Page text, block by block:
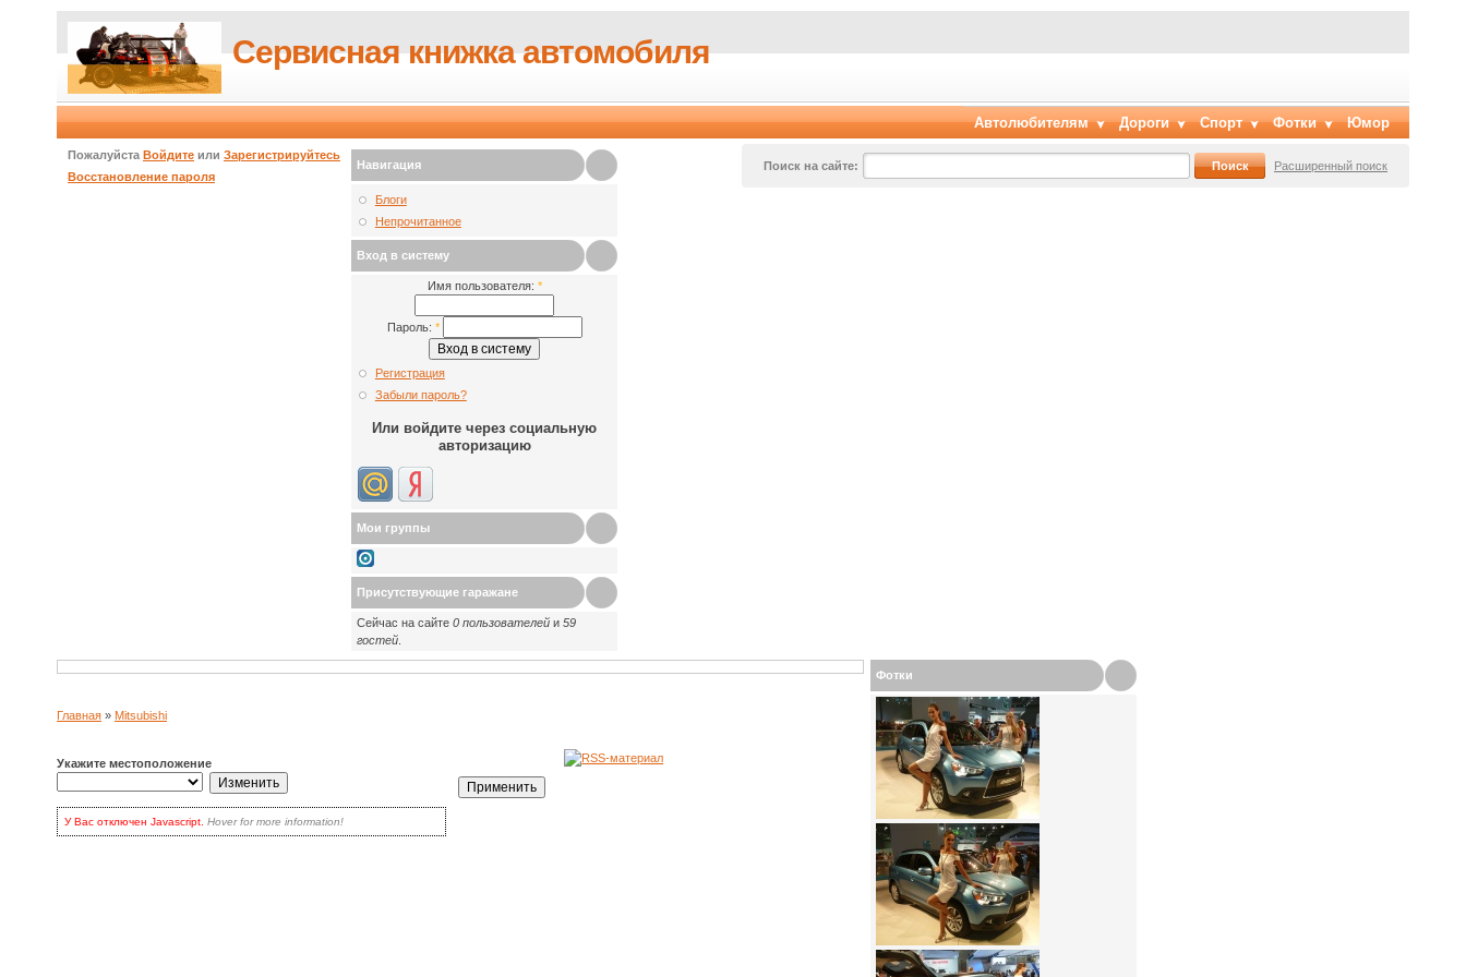
Сервисная книжка автомобиля
Автолюбителям Дороги Спорт Фотки Юмор
Пожалуйста Войдите или Зарегистрируйтесь
Восстановление пароля
Поиск на сайте: Расширенный поиск
Навигация
Блоги
Непрочитанное
Вход в систему
Имя пользователя: *
Пароль: *
Регистрация
Забыли пароль?
Или войдите через социальную
авторизацию
Мои группы
Присутствующие гаражане
Сейчас на сайте 0 пользователей и 59
гостей
Главная » Mitsubishi
Укажите местоположение
У Вас отключен Javascript. Hover for more information!
для волнения: вы по-прежнему можете пользоваться сайтом! У Вас
Фотки